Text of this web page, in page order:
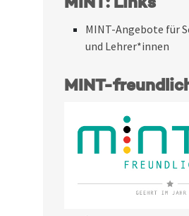
MINT: Links
MINT-Angebote für
und Lehrer*innen
MINT-